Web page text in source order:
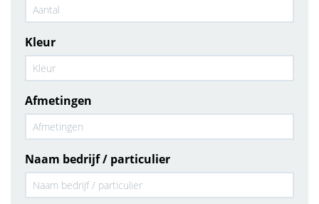
Kleur
Afmetingen
Naam bedrijf / particulier